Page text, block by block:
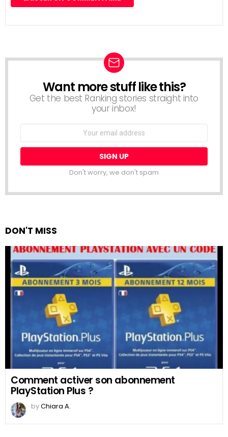
NEWSLETTER
Want more stuff like this?
Get the best Ranking stories straight into
your inbox!
Email
Don't worry, we don't spam
DON'T MISS
Comment activer son abonnement
PlayStation Plus ?
byChiara A.